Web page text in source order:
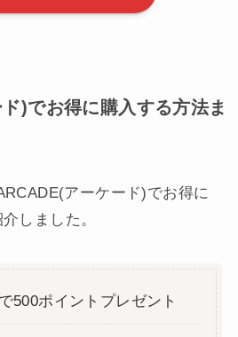
)でお得に購入する方法ま
アーケード)でお得に
しました。
500ポイントプレゼント